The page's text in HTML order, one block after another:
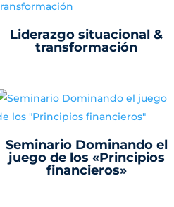
Liderazgo situacional &
transformación
Seminario Dominando el
juego de los «Principios
financieros»